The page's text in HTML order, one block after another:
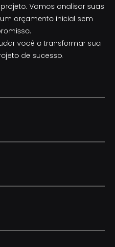
Vamos analisar suas
orçamento inicial sem
você a transformar sua
de sucesso.